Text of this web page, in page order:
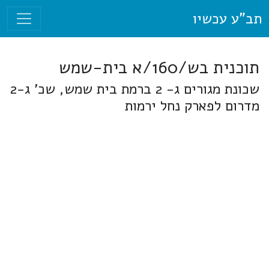
תב"ע עכשיו
תוכנית בש/160/א בית-שמש
שכונת מגורים ג- 2 ברמת בית שמש, שכ' ג-2
מדרום לפארק נחל ירמות